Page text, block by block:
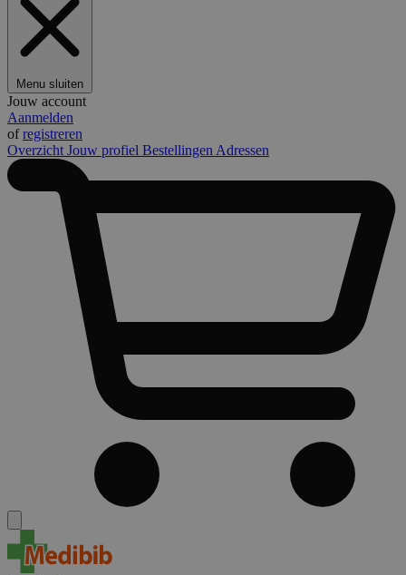
Menu sluiten
Jouw account
Aanmelden
ofregistreren
Overzicht Jouw profiel Bestellingen Adressen